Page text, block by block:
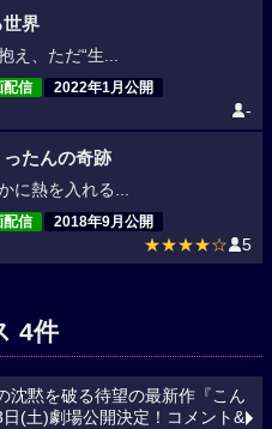
世界
え、ただ“生...
配信 2022年1月公開
-
たんの奇跡
に熱を入れる...
配信 2018年9月公開
★★★★☆ 5
4件
沈黙を破る待望の最新作『こん
(土)劇場公開決定！コメント&